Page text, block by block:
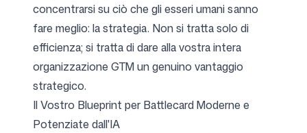
concentrarsi su ciò che gli esseri umani sanno
fare meglio: la strategia. Non si tratta solo di
efficienza; si tratta di dare alla vostra intera
organizzazione GTM un genuino vantaggio
strategico.
Il Vostro Blueprint per Battlecard Moderne e
Potenziate dall'IA